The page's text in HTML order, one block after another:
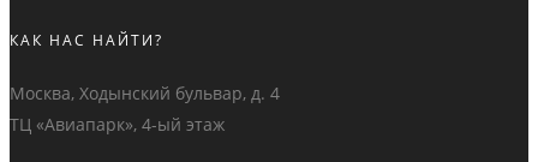
КАК НАС НАЙТИ?
Москва, Ходынский бульвар, д. 4
ТЦ «Авиапарк», 4-ый этаж